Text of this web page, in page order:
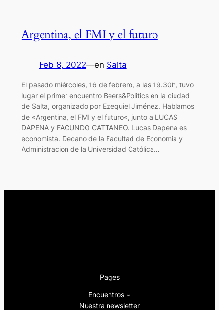
Argentina, el FMI y el futuro
Feb 8, 2022—en Salta
El pasado miércoles, 16 de febrero, a las 19.30h, tuvo
lugar el primer encuentro Beers&Politics en la ciudad
de Salta, organizado por Ezequiel Jiménez. Hablamos
de «Argentina, el FMI y el futuro«, junto a LUCAS
DAPENA y FACUNDO CATTANEO. Lucas Dapena es
economista. Decano de la Facultad de Economia y
Administracion de la Universidad Católica…
Pages
Encuentros
Nuestra newsletter